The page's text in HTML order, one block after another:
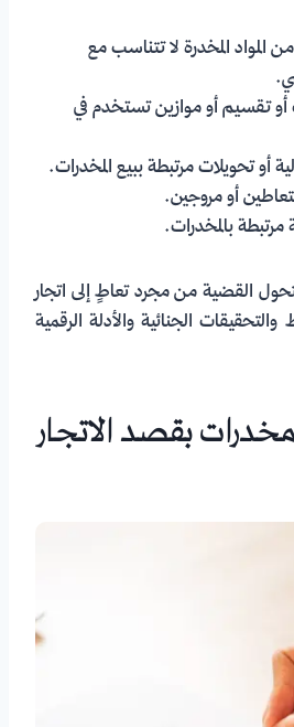
المواد المخدرة لا تتناسب مع
تقسيم أو موازين تستخدم في
أو تحويلات مرتبطة ببيع المخدرات.
أو مروجين.
بالمخدرات.
القضية من مجرد تعاطٍ إلى اتجار
الجنائية والأدلة الرقمية
بقصد الاتجار